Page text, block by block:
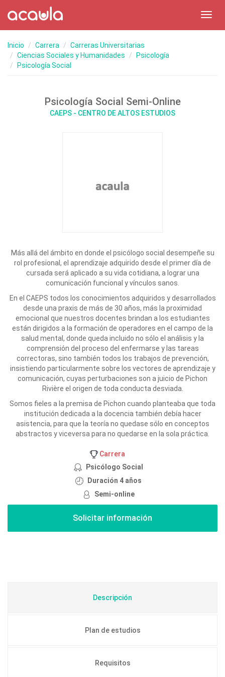
Inicio Carrera
Carreras Universitarias
Ciencias Sociales y Humanidades
Psicología
Psicología Social
Psicología Social Semi-Online
CAEPS - CENTRO DE ALTOS ESTUDIOS
Más allá del ámbito en donde el psicólogo social desempeñe su
rol profesional, el aprendizaje adquirido desde el primer día de
cursada será aplicado a su vida cotidiana, a lograr una
comunicación funcional y vínculos sanos.
En el CAEPS todos los conocimientos adquiridos y desarrollados
desde una praxis de más de 30 años, más la proximidad
emocional que nuestros docentes brindan a los estudiantes
están dirigidos a la formación de operadores en el campo de la
salud mental, donde queda incluido no sólo el análisis y la
comprensión del proceso del enfermarse y las tareas
correctoras, sino también todos los trabajos de prevención,
insistiendo particularmente sobre los vectores de aprendizaje y
comunicación, cuyas perturbaciones son a juicio de Pichon
Rivière el origen de toda conducta desviada.
Somos fieles a la premisa de Pichon cuando planteaba que toda
institución dedicada a la docencia también debía hacer
asistencia, para que la teoría no quedase sólo en conceptos
abstractos y viceversa para no quedarse en la sola práctica.
Carrera
Psicólogo Social
Duración 4 años
Semi-online
Descripción
Plan de estudios
Requisitos